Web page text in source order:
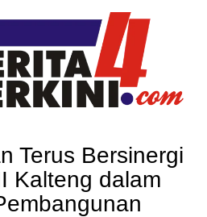
Terus Bersinergi
Kalteng dalam